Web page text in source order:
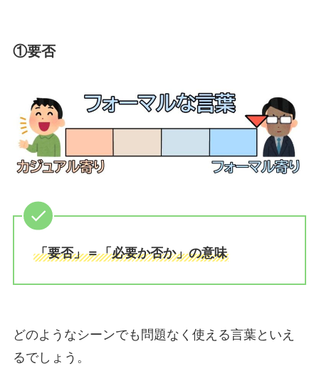
①要否
「要否」＝「必要か否か」の意味
どのようなシーンでも問題なく使える言葉といえ
るでしょう。